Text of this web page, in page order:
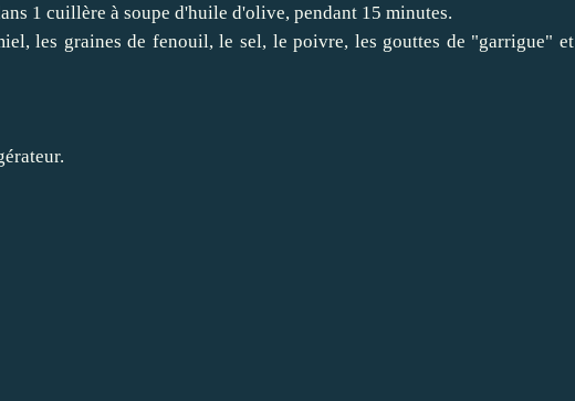
1 cuillère à soupe d'huile d'olive, pendant 15 minutes.
les graines de fenouil, le sel, le poivre, les gouttes de "garrigue" et